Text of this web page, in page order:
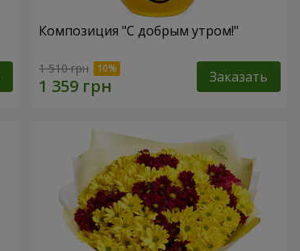
Композиция "С добрым утром!"
1 510 грн Заказать